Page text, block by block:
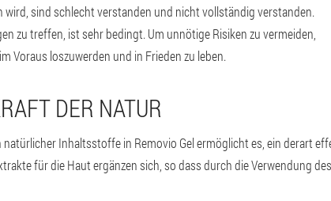
wird, sind schlecht verstanden und nicht vollständig verstanden.
zu treffen, ist sehr bedingt. Um unnötige Risiken zu vermeiden,
Voraus loszuwerden und in Frieden zu leben.
DER NATUR
Inhaltsstoffe in Removio Gel ermöglicht es, ein derart
für die Haut ergänzen sich, so dass durch die Verwendung